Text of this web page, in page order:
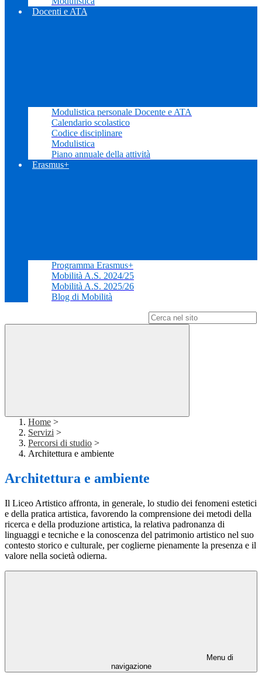
Docenti e ATA
Modulistica personale Docente e ATA
Calendario scolastico
Codice disciplinare
Modulistica
Piano annuale della attività
Erasmus+
Programma Erasmus+
Mobilità A.S. 2024/25
Mobilità A.S. 2025/26
Blog di Mobilità
Home >
Servizi >
Percorsi di studio >
Architettura e ambiente
Architettura e ambiente
Il Liceo Artistico affronta, in generale, lo studio dei fenomeni estetici
e della pratica artistica, favorendo la comprensione dei metodi della
ricerca e della produzione artistica, la relativa padronanza di
linguaggi e tecniche e la conoscenza del patrimonio artistico nel suo
contesto storico e culturale, per coglierne pienamente la presenza e il
valore nella società odierna.
Menu di
navigazione